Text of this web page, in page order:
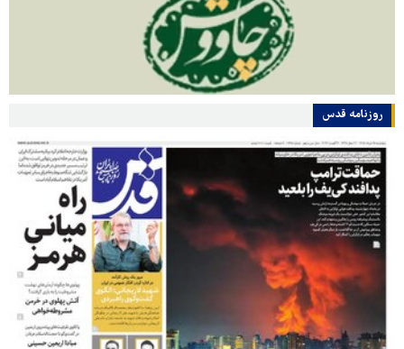
روزنامه قدس